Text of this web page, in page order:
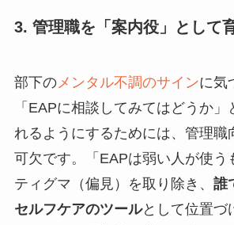
3. 管理職を「案内役」として
部下のメンタル不調のサインに気
「EAPに相談してみてはどうか」
れるようにするためには、管理職
可欠です。「EAPは弱い人が使う
ティグマ（偏見）を取り除き、 誰
セルフケアのツールとして位置づ